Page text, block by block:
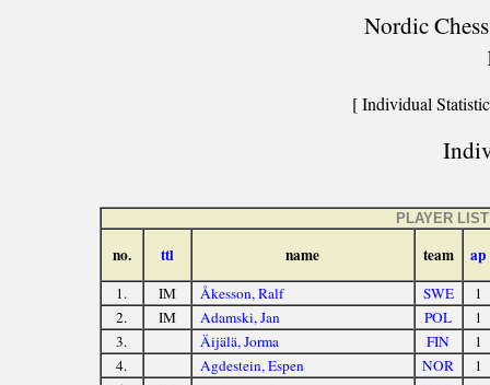
Nordic
[ Individual
PLAYER
no. ttl name team ap
1. IM Åkesson, Ralf SWE
1
2.
IM Adamski, Jan POL
1
3.
Äijälä, Jorma FIN
1
4.
Agdestein, Espen NOR
1